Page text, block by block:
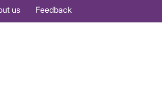
us Feedback